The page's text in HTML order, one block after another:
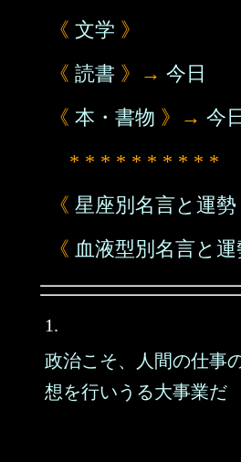
《 文学 》
《 読書 》→ 今日
《 本・書物 》→ 今
* * * * * * * * * *
《 星座別名言と運勢
《 血液型別名言と運
1.
政治こそ、人間の仕事
想を行いうる大事業だ